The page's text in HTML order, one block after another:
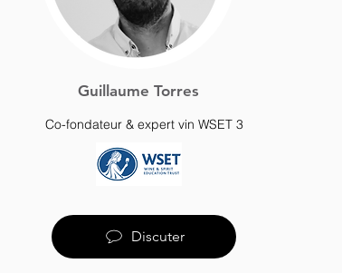
Guillaume Torres
Co-fondateur & expert vin WSET 3
Discuter